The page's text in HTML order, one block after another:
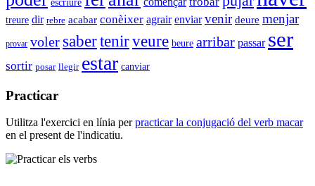
treure dir rebre acabar conèixer agrair enviar venir deure menjar
provar voler sabertenirveure beure arribar passar ser
sortir posar llegir estar canviar
Practicar
Utilitza l'exercici en línia perpracticar la conjugació del verb macar
en el present de l'indicatiu.